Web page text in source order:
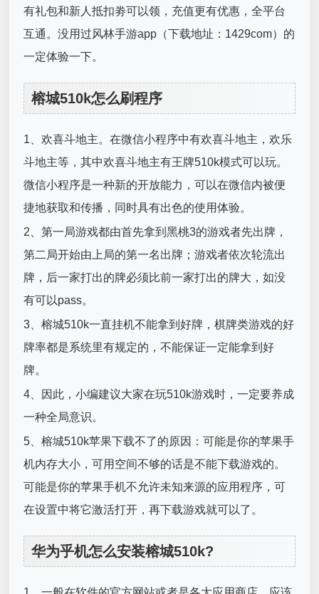
有礼包和新人抵扣劵可以领，充值更有优惠，全平台
互通。没用过风林手游app（下载地址：1429com）的
一定体验一下。
榕城510k怎么刷程序
1、欢喜斗地主。在微信小程序中有欢喜斗地主，欢乐
斗地主等，其中欢喜斗地主有王牌510k模式可以玩。
微信小程序是一种新的开放能力，可以在微信内被便
捷地获取和传播，同时具有出色的使用体验。
2、第一局游戏都由首先拿到黑桃3的游戏者先出牌，
第二局开始由上局的第一名出牌；游戏者依次轮流出
牌，后一家打出的牌必须比前一家打出的牌大，如没
有可以pass。
3、榕城510k一直挂机不能拿到好牌，棋牌类游戏的好
牌率都是系统里有规定的，不能保证一定能拿到好
牌。
4、因此，小编建议大家在玩510k游戏时，一定要养成
一种全局意识。
5、榕城510k苹果下载不了的原因：可能是你的苹果手
机内存大小，可用空间不够的话是不能下载游戏的。
可能是你的苹果手机不允许未知来源的应用程序，可
在设置中将它激活打开，再下载游戏就可以了。
华为乎机怎么安装榕城510k?